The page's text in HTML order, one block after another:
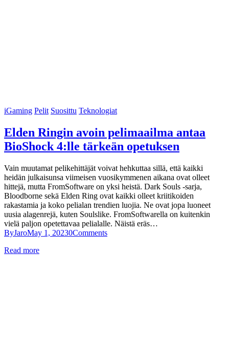
iGaming Pelit Suosittu Teknologiat
Elden Ringin avoin pelimaailma antaa
BioShock 4:lle tärkeän opetuksen
Vain muutamat pelikehittäjät voivat hehkuttaa sillä, että kaikki
heidän julkaisunsa viimeisen vuosikymmenen aikana ovat olleet
hittejä, mutta FromSoftware on yksi heistä. Dark Souls -sarja,
Bloodborne sekä Elden Ring ovat kaikki olleet kriitikoiden
rakastamia ja koko pelialan trendien luojia. Ne ovat jopa luoneet
uusia alagenrejä, kuten Soulslike. FromSoftwarella on kuitenkin
vielä paljon opetettavaa pelialalle. Näistä eräs…
ByJaroMay 1, 20230Comments
Read more